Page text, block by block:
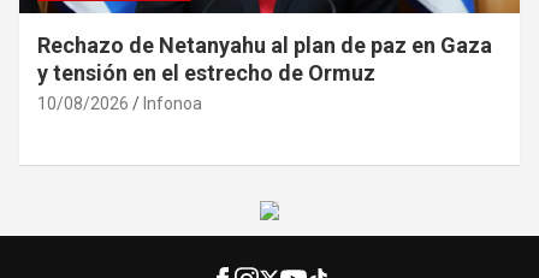
Rechazo de Netanyahu al plan de paz en Gaza
y tensión en el estrecho de Ormuz
10/08/2026 Infonoa